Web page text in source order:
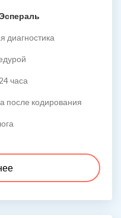
диагностика
часа
после кодирования